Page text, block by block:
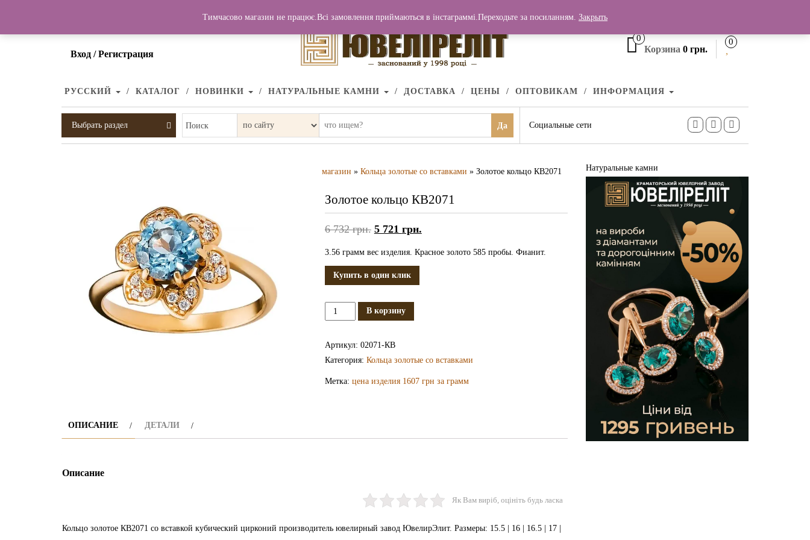
Вход / Регистрация
0
Корзина 0 грн.
0
РУССКИЙ КАТАЛОГ НОВИНКИ НАТУРАЛЬНЫЕ КАМНИ ДОСТАВКА ЦЕНЫ ОПТОВИКАМ ИНФОРМАЦИЯ
Выбрать раздел Поиск Да Социальные сети
магазин » Кольца золотые со вставками » Золотое кольцо КВ2071
Золотое кольцо КВ2071
6 732грн. 5 721 грн.
3.56 грамм вес изделия. Красное золото 585 пробы. Фианит.
Купить в один клик
Количество
Золотое
В корзину
Артикул: 02071-КВ
Категория: Кольца золотые со вставками
Метка: цена изделия 1607 грн за грамм
ОПИСАНИЕ ДЕТАЛИ
Описание
Як Вам виріб, оцініть будь ласка
Кольцо золотое КВ2071 со вставкой кубический цирконий производитель ювелирный завод ЮвелирЭлит. Размеры: 15.5 | 16 | 16.5 | 17 |
Натуральные камни
Тимчасово магазин не працює.Всі замовлення приймаються в інстаграммі.Переходьте за посиланням. Закрыть